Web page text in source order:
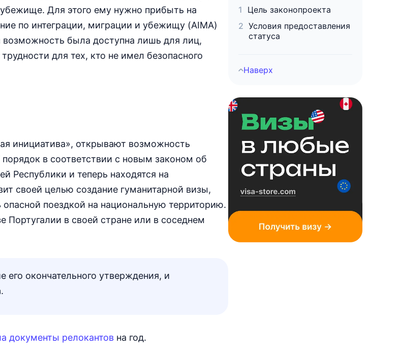
Для этого ему нужно прибыть на
по интеграции, миграции и убежищу (AIMA)
возможность была доступна лишь для лиц,
для тех, кто не имел безопасного
инициатива», открывают возможность
в соответствии с новым законом об
Республики и теперь находятся на
своей целью создание гуманитарной визы,
поездкой на национальную территорию.
Португалии в своей стране или в соседнем
его окончательного утверждения, и
документы релокантов на год.
Цель законопроекта
Условия предоставления
статуса
Наверх